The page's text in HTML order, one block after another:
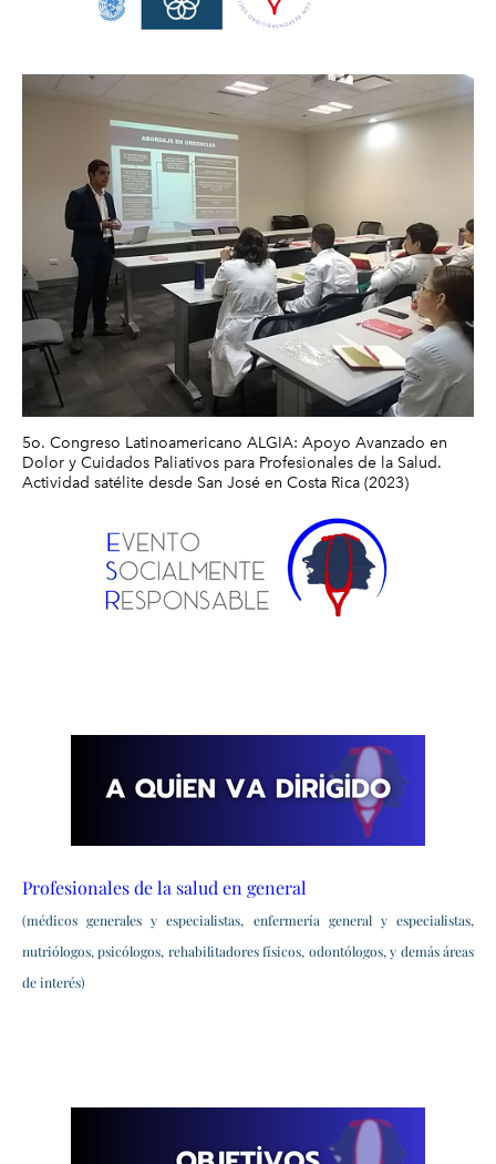
5o. Congreso Latinoamericano ALGIA: Apoyo Avanzado en
Dolor y Cuidados Paliativos para Profesionales de la Salud.
Actividad satélite desde San José en Costa Rica (2023)
Profesionales de la salud en general
(médicos generales y especialistas, enfermería general y especialistas,
nutriólogos, psicólogos, rehabilitadores físicos, odontólogos, y demás áreas
de interés)